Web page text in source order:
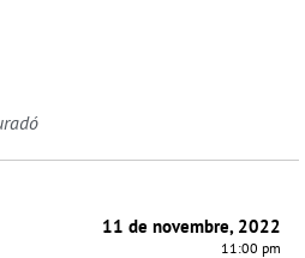
11 de novembre, 2022
11:00 pm